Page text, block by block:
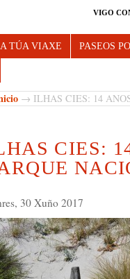
VIGO
Vigo
TÚA VIAXE PASEOS
→ ILHAS CIES: 14
CIES:
30 Xuño 2017